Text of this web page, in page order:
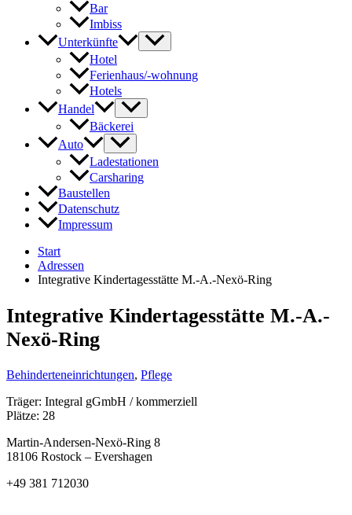
Bar
Imbiss
Unterkünfte
Hotel
Ferienhaus/-wohnung
Hotels
Handel
Bäckerei
Auto
Ladestationen
Carsharing
Baustellen
Datenschutz
Impressum
Start
Adressen
Integrative Kindertagesstätte M.-A.-Nexö-Ring
Integrative Kindertagesstätte M.-A.-
Nexö-Ring
Behinderteneinrichtungen, Pflege
Träger: Integral gGmbH / kommerziell
Plätze: 28
Martin-Andersen-Nexö-Ring 8
18106 Rostock – Evershagen
+49 381 712030